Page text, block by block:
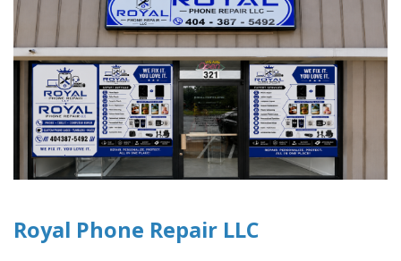
Royal Phone Repair LLC